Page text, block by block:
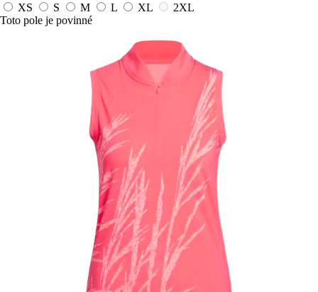
XS
S M L XL
2XL
Toto pole je povinné